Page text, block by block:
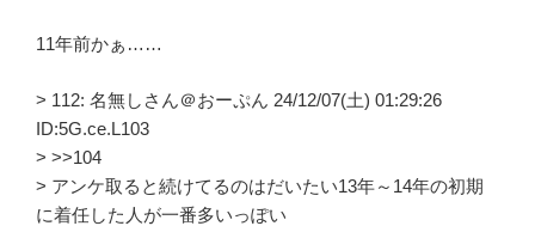
11年前かぁ……
> 112: 名無しさん＠おーぷん 24/12/07(土) 01:29:26
ID:5G.ce.L103
> >>104
> アンケ取ると続けてるのはだいたい13年～14年の初期
に着任した人が一番多いっぽい